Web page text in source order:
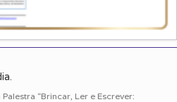
“Brincar, Ler e Escrever: